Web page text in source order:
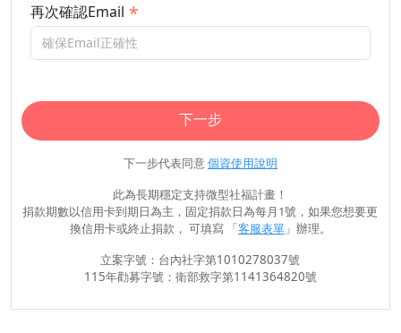
再次確認Email
下一步
下一步代表同意個資使用說明
此為長期穩定支持微型社福計畫！
捐款期數以信用卡到期日為主，固定捐款日為每月1號，如果您想要更
換信用卡或終止捐款， 可填寫 「客服表單」辦理。
立案字號：台內社字第1010278037號
115年勸募字號：衛部救字第1141364820號